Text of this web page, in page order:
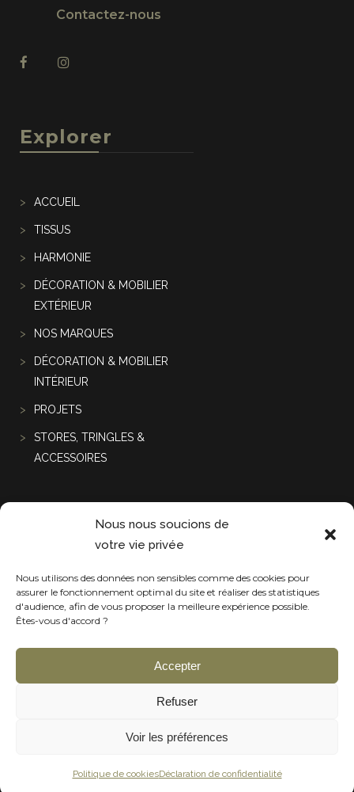
Nous nous soucions de
votre vie privée
Nous utilisons des données non sensibles comme des cookies pour
assurer le fonctionnement optimal du site et réaliser des statistiques
d'audience, afin de vous proposer la meilleure expérience possible.
Êtes-vous d'accord ?
Accepter
Refuser
Voir les préférences
Politique de cookiesDéclaration de confidentialité
Contactez-nous
Explorer
ACCUEIL
TISSUS
HARMONIE
DÉCORATION & MOBILIER
EXTÉRIEUR
NOS MARQUES
DÉCORATION & MOBILIER
INTÉRIEUR
PROJETS
STORES, TRINGLES &
ACCESSOIRES
Projets récentes